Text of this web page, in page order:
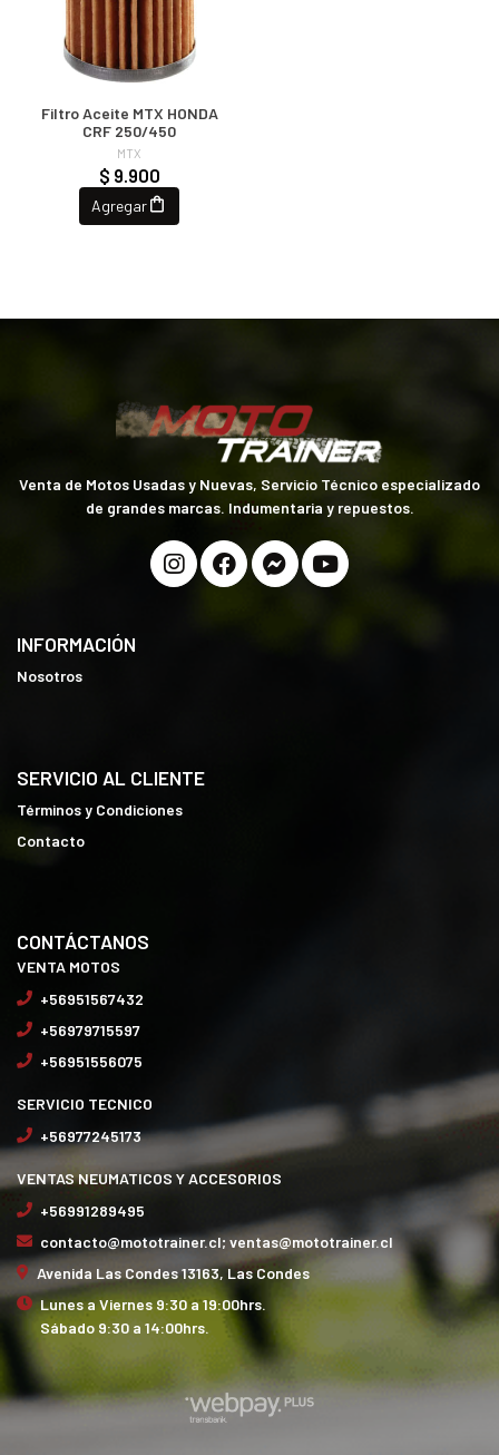
Filtro Aceite MTX HONDA
CRF 250/450
MTX
$ 9.900
Agregar
Venta de Motos Usadas y Nuevas, Servicio Técnico especializado
de grandes marcas. Indumentaria y repuestos.
INFORMACIÓN
Nosotros
SERVICIO AL CLIENTE
Términos y Condiciones
Contacto
CONTÁCTANOS
VENTA MOTOS
+56951567432
+56979715597
+56951556075
SERVICIO TECNICO
+56977245173
VENTAS NEUMATICOS Y ACCESORIOS
+56991289495
contacto@mototrainer.cl; ventas@mototrainer.cl
Avenida Las Condes 13163, Las Condes
Lunes a Viernes 9:30 a 19:00hrs.
Sábado 9:30 a 14:00hrs.